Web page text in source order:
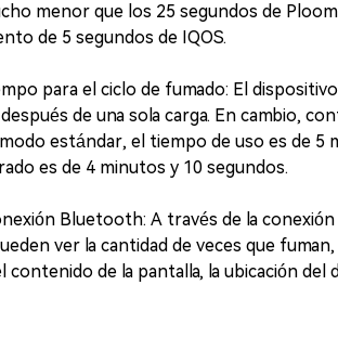
menor que los 25 segundos de
de 5 segundos de IQOS.
para el ciclo de fumado: El
de una sola carga. En cambio,
estándar, el tiempo de uso es de 5
es de 4 minutos y 10 segundos.
Bluetooth: A través de la
ver la cantidad de veces que
contenido de la pantalla, la ubicación